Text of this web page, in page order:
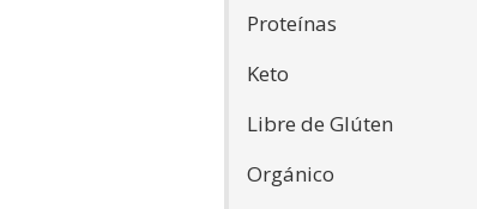
Proteínas
Keto
Libre de Glúten
Orgánico